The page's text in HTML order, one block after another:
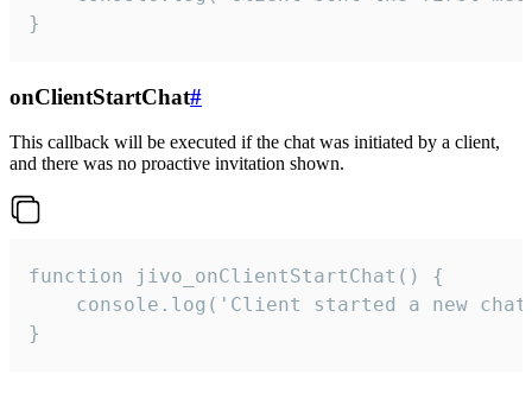
}
onClientStartChat#
This callback will be executed if the chat was initiated by a client,
and there was no proactive invitation shown.
function jivo_onClientStartChat() {
console.log('Client started a new
}